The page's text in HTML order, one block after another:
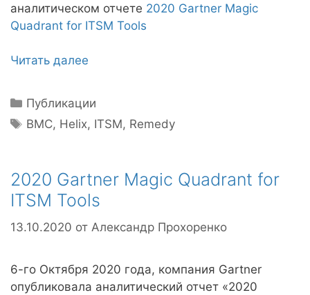
аналитическом отчете 2020 Gartner Magic
Quadrant for ITSM Tools
Читать далее
Рубрики
Публикации
Метки
BMC, Helix, ITSM, Remedy
2020 Gartner Magic Quadrant for
ITSM Tools
13.10.2020 от Александр Прохоренко
6-го Октября 2020 года, компания Gartner
опубликовала аналитический отчет «2020